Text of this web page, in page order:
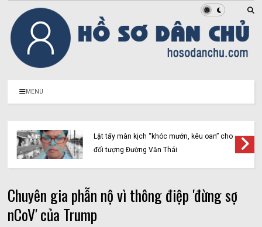
MENU
Lật tẩy màn kịch “khóc mướn, kêu oan” cho
đối tượng Đường Văn Thái
Chuyên gia phẫn nộ vì thông điệp 'đừng sợ
nCoV' của Trump